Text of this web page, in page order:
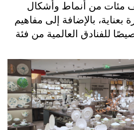
مئات من أنماط وأشكال
بعناية، بالإضافة إلى مفاهيم
للفنادق العالمية من فئة